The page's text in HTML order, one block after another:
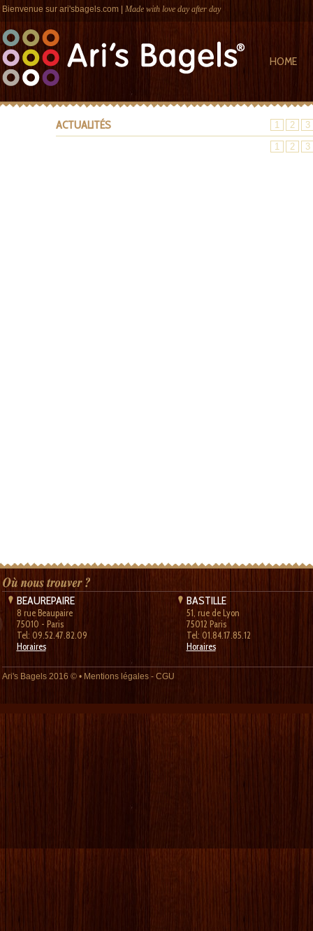
Bienvenue sur ari'sbagels.com| Made with love day after day
HOME
ACTUALITÉS 1 2 3
1 2 3
BEAUREPAIRE
8 rue Beaupaire
75010 - Paris
Tel: 09.52.47.82.09
Horaires
BASTILLE
51, rue de Lyon
75012 Paris
Tel: 01.84.17.85.12
Horaires
Ari's Bagels2016 © • Mentions légales- CGU